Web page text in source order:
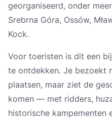
georganiseerd, onder
Srebrna Góra, Ossów,
Kock.
Voor toeristen is dit een
te ontdekken. Je bezoekt
plaatsen, maar ziet de
komen — met ridders,
historische kampementen